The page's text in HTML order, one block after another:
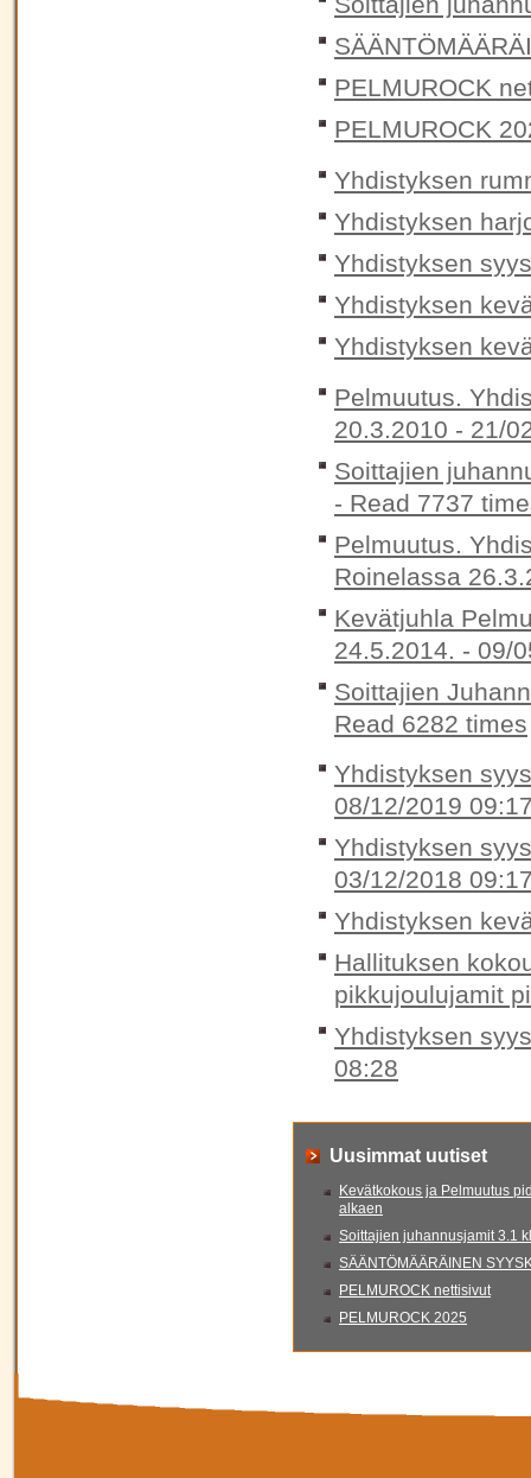
PELMUROCK
PELMUROCK
Yhdistyksen
Yhdistyksen
Yhdistyksen
Yhdistyksen
Yhdistyksen
Pelmuutus.
20.3.2010 - 21/
Soittajien
- Read 7737
Pelmuutus.
Roinelassa
Kevätjuhla
24.5.2014. - 09/
Soittajien
Read 6282 times
Yhdistyksen
08/12/2019
Yhdistyksen
03/12/2018
Yhdistyksen
Hallituksen
pikkujoulujamit
Yhdistyksen
08:28
Uusimmat uutiset
Kevätkokous ja Pelmuutus
alkaen
Soittajien juhannusjamit 3.1
SÄÄNTÖMÄÄRÄINEN
PELMUROCK nettisivut
PELMUROCK 2025